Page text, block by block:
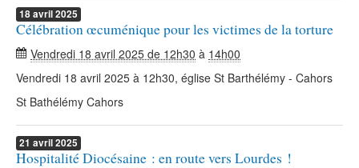
18avril2025
Célébration œcuménique pour les victimes de la torture
Vendredi 18 avril 2025 de 12h30 à 14h00
Vendredi 18 avril 2025 à 12h30, église St Barthélémy - Cahors
St Bathélémy Cahors
21 avril2025
Hospitalité Diocésaine : en route vers Lourdes !